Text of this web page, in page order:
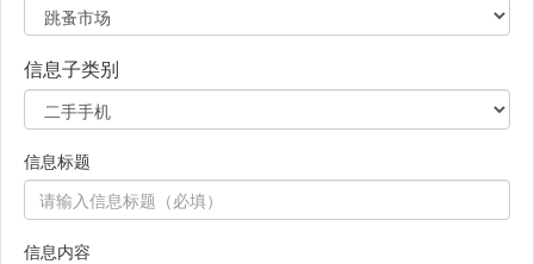
信息子类别
信息标题
信息内容